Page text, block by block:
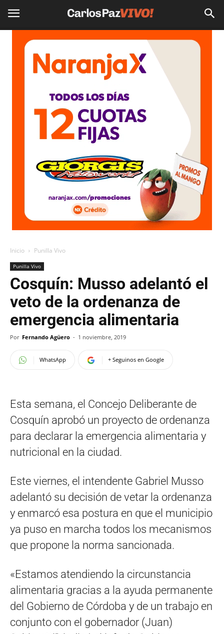
Inicio Punilla Vivo
Punilla Vivo
Cosquín: Musso adelantó el
veto de la ordenanza de
emergencia alimentaria
Por Fernando Agüero - 1 noviembre, 2019
WhatsApp + Seguinos en Google
Esta semana, el Concejo Deliberante de
Cosquín aprobó un proyecto de ordenanza
para declarar la emergencia alimentaria y
nutricional en la ciudad.
Este viernes, el intendente Gabriel Musso
adelantó su decisión de vetar la ordenanza
y enmarcó esa postura en que el municipio
ya puso en marcha todos los mecanismos
que propone la norma sancionada.
«Estamos atendiendo la circunstancia
alimentaria gracias a la ayuda permanente
del Gobierno de Córdoba y de un trabajo en
conjunto con el gobernador (Juan)